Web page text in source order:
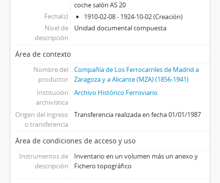
coche salón AS 20
Fecha(s)
1910-02-08 - 1924-10-02 (Creación)
Nivel de
descripción
Unidad documental compuesta
Área de contexto
Nombre del
productor
Compañía de Los Ferrocarriles de Madrid a
Zaragoza y a Alicante (MZA) (1856-1941)
Institución
archivística
Archivo Histórico Ferroviario
Origen del ingreso
o transferencia
Transferencia realizada en fecha 01/01/1987
Área de condiciones de acceso y uso
Instrumentos de
descripción
Inventario en un volumen más un anexo y
Fichero topográfico